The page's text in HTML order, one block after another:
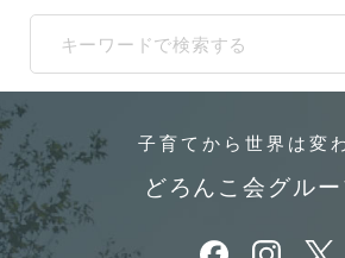
When autocomplete results are
子育てから 世界は変
どろんこ会グル
別ウィンドウ
別ウィ